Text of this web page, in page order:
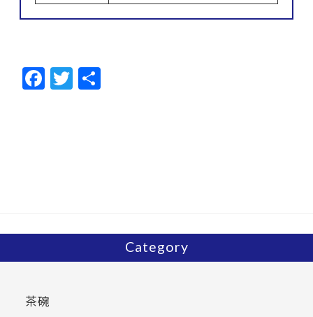
F
ac
T
w
Category
茶碗